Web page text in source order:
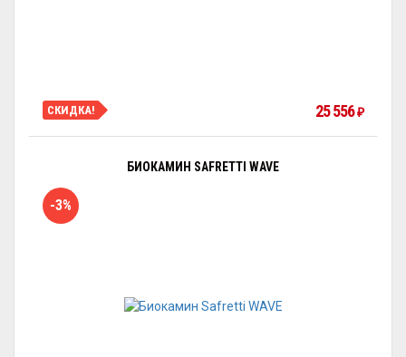
СКИДКА! 25 556 ₽
БИОКАМИН SAFRETTI WAVE
-3%